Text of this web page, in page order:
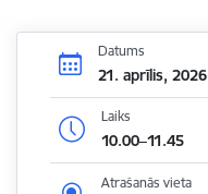
Datums
21. aprīlis, 2026
Laiks
10.00–11.45
Atrašanās vieta